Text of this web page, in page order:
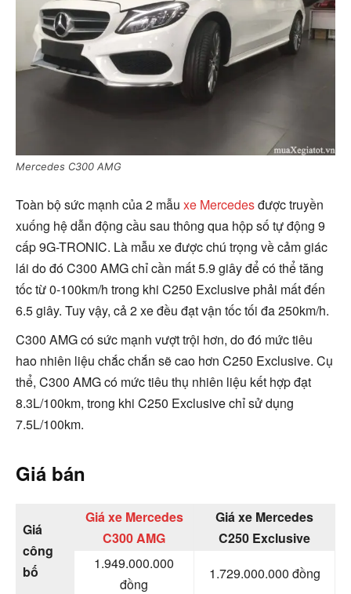
Mercedes C300 AMG
Toàn bộ sức mạnh của 2 mẫu xe Mercedesđược truyền
xuống hệ dẫn động cầu sau thông qua hộp số tự động 9
cấp 9G-TRONIC. Là mẫu xe được chú trọng về cảm giác
lái do đó C300 AMG chỉ cần mất 5.9 giây để có thể tăng
tốc từ 0-100km/h trong khi C250 Exclusive phải mất đến
6.5 giây. Tuy vậy, cả 2 xe đều đạt vận tốc tối đa 250km/h.
C300 AMG có sức mạnh vượt trội hơn, do đó mức tiêu
hao nhiên liệu chắc chắn sẽ cao hơn C250 Exclusive. Cụ
thể, C300 AMG có mức tiêu thụ nhiên liệu kết hợp đạt
8.3L/100km, trong khi C250 Exclusive chỉ sử dụng
7.5L/100km.
Giá bán
Giá
công
bố
Giá xe Mercedes
C300 AMG
Giá xe Mercedes
C250 Exclusive
1.949.000.000
đồng
1.729.000.000 đồng